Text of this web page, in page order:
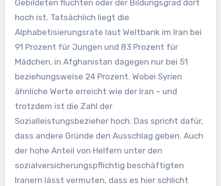
Gebildeten flüchten oder der Bildungsgrad dort
hoch ist. Tatsächlich liegt die
Alphabetisierungsrate laut Weltbank im Iran bei
91 Prozent für Jungen und 83 Prozent für
Mädchen, in Afghanistan dagegen nur bei 51
beziehungsweise 24 Prozent. Wobei Syrien
ähnliche Werte erreicht wie der Iran – und
trotzdem ist die Zahl der
Sozialleistungsbezieher hoch. Das spricht dafür,
dass andere Gründe den Ausschlag geben. Auch
der hohe Anteil von Helfern unter den
sozialversicherungspflichtig beschäftigten
Iranern lässt vermuten, dass es hier schlicht